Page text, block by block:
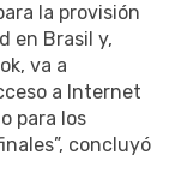
la provisión
en Brasil y,
va a
a Internet
para los
concluyó